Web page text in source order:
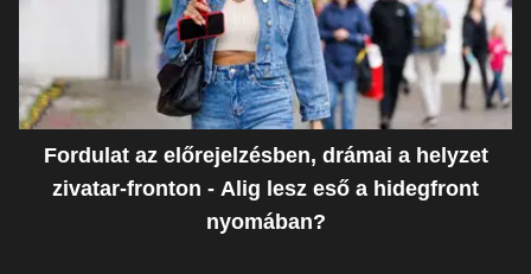
Fordulat az előrejelzésben, drámai a helyzet
zivatar-fronton - Alig lesz eső a hidegfront
nyomában?